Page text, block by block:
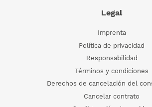
Legal
Imprenta
Política de privacidad
Responsabilidad
Términos y condiciones
Derechos de cancelación del
Cancelar contrato